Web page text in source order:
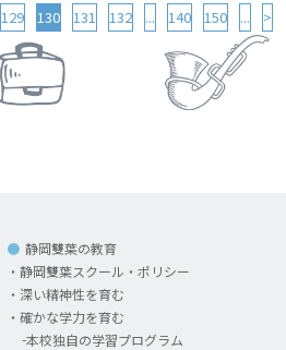
129 130 131 132 ... 140 150 ... >
静岡雙葉の教育
静岡雙葉スクール・ポリシー
深い精神性を育む
確かな学力を育む
本校独自の学習プログラム